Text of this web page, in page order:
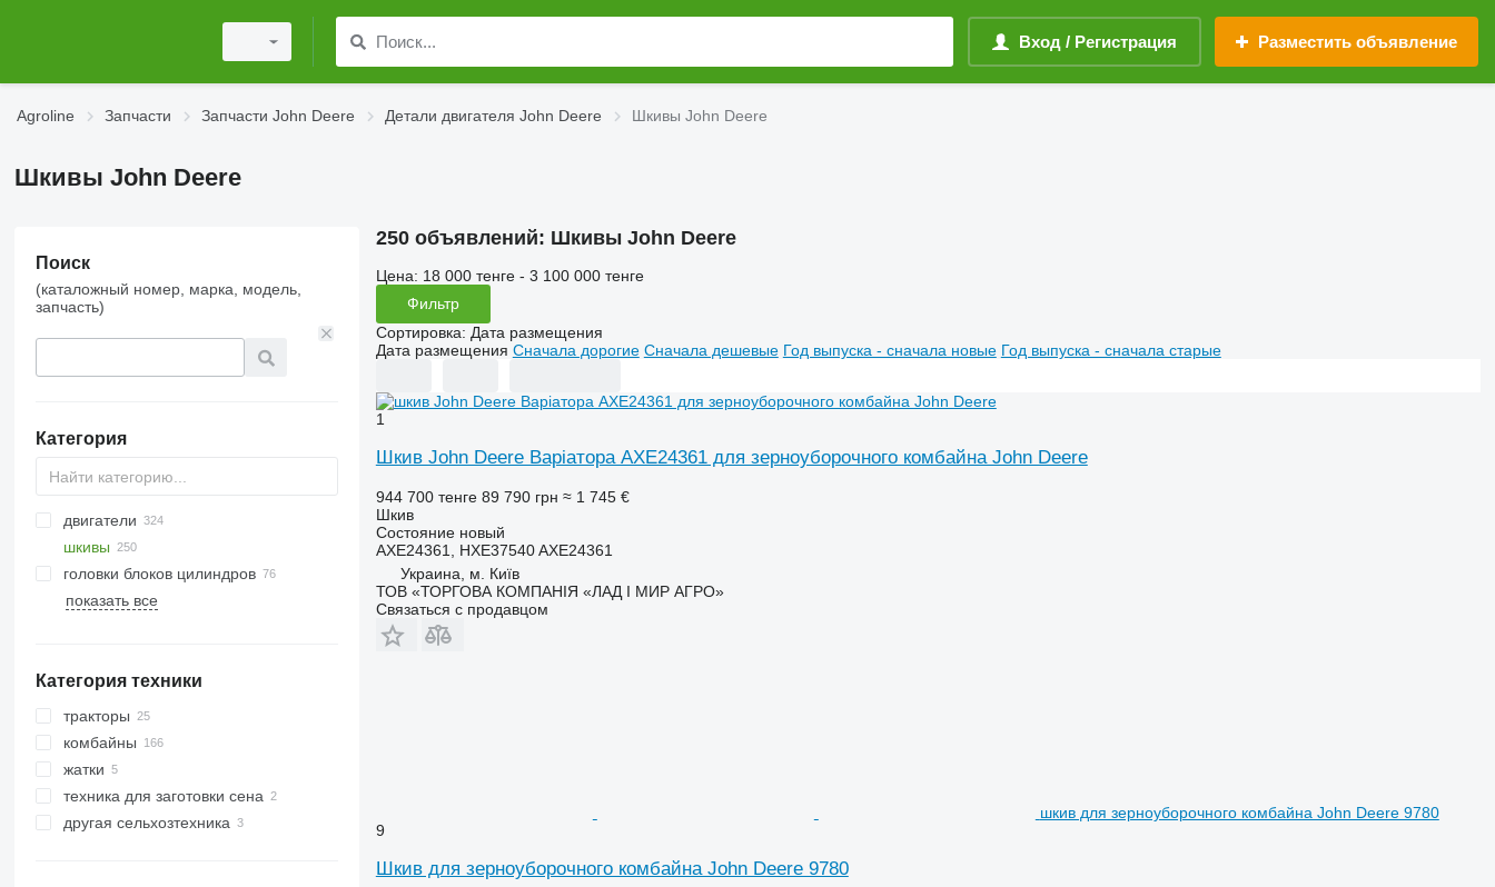
Вход / Регистрация Разместить объявление
Agroline Запчасти Запчасти John Deere Детали двигателя John Deere Шкивы John Deere
Шкивы John Deere
Поиск
(каталожный номер, марка, модель,
запчасть)
Категория
двигатели
шкивы
головки блоков цилиндров
показать все
Категория техники
тракторы
тракторы гусеничные
тракторы колесные
комбайны
зерноуборочные комбайны
кормоуборочные комбайны
другие комбайны
жатки
жатки зерновые
техника для заготовки сена
косилки
другая сельхозтехника
250 объявлений: Шкивы John Deere
Цена: 18 000 тенге - 3 100 000 тенге
Фильтр
Сортировка: Дата размещения
Дата размещения Сначала дорогие Сначала дешевые Год выпуска - сначала новые Год выпуска - сначала старые
1
Шкив John Deere Варіатора AXE24361 для зерноуборочного комбайна John Deere
944 700 тенге 89 790 грн ≈ 1 745 €
Шкив
Состояниеновый
AXE24361, HXE37540 AXE24361
Украина, м. Київ
ТОВ «ТОРГОВА КОМПАНІЯ «ЛАД І МИР АГРО»
Связаться с продавцом
шкив для зерноуборочного комбайна John Deere 9780
9
Шкив для зерноуборочного комбайна John Deere 9780